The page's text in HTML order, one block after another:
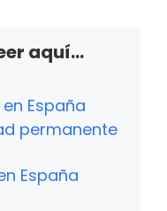
aquí...
España
permanente
España